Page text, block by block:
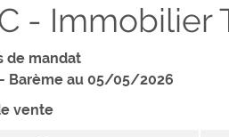
-
de mandat
- Barème au 05/05/2026
vente